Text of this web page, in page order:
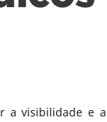
a visibilidade e a